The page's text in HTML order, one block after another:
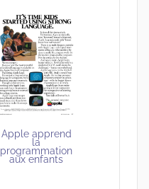
Apple apprend
la
programmation
aux enfants